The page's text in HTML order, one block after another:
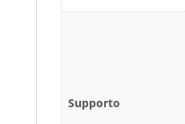
Supporto